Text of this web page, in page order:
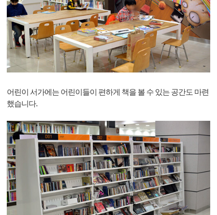
어린이 서가에는 어린이들이 편하게 책을 볼 수 있는 공간도 마련
했습니다.